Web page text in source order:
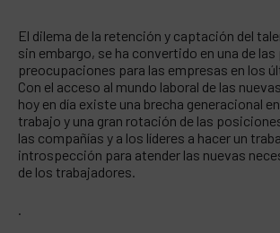
El dilema de la retención y captación del
sin embargo, se ha convertido en una de
preocupaciones para las empresas en los
Con el acceso al mundo laboral de las
hoy en día existe una brecha generacional
trabajo y una gran rotación de las
las compañías y a los líderes a hacer un
introspección para atender las nuevas
de los trabajadores.
.